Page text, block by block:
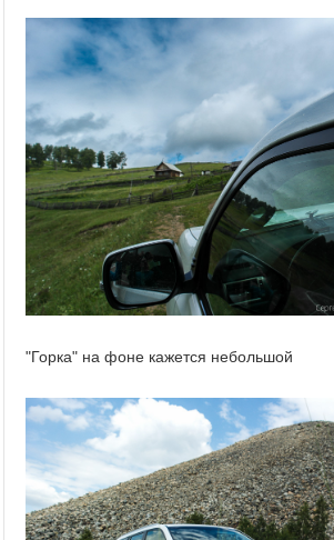
"Горка" на фоне кажется небольшой